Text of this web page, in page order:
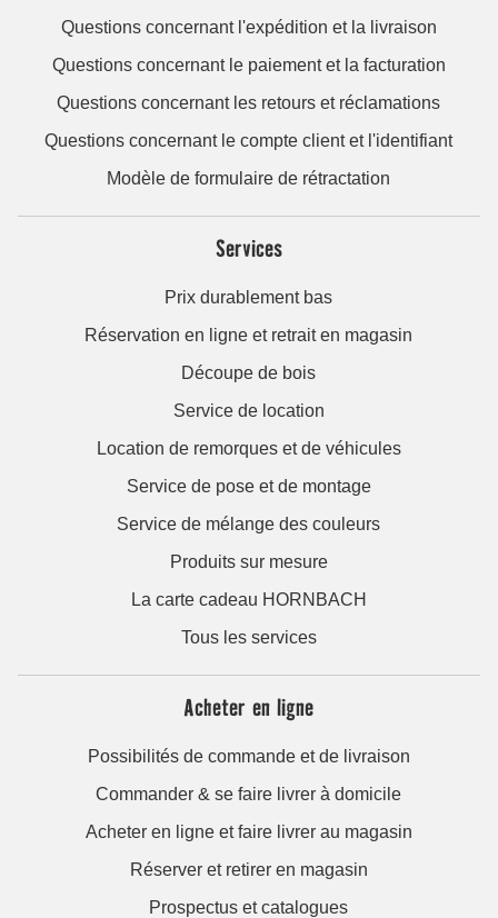
Questions concernant l'expédition et la livraison
Questions concernant le paiement et la facturation
Questions concernant les retours et réclamations
Questions concernant le compte client et l'identifiant
Modèle de formulaire de rétractation
Services
Prix durablement bas
Réservation en ligne et retrait en magasin
Découpe de bois
Service de location
Location de remorques et de véhicules
Service de pose et de montage
Service de mélange des couleurs
Produits sur mesure
La carte cadeau HORNBACH
Tous les services
Acheter en ligne
Possibilités de commande et de livraison
Commander & se faire livrer à domicile
Acheter en ligne et faire livrer au magasin
Réserver et retirer en magasin
Prospectus et catalogues